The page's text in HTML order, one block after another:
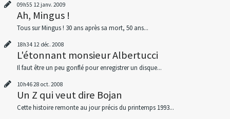
09h55 12 janv. 2009
Ah, Mingus !
Tous sur Mingus ! 30 ans après sa mort, 50 ans...
18h34 12 déc. 2008
L'étonnant monsieur Albertucci
Il faut être un peu gonflé pour enregistrer un disque...
10h4628 oct. 2008
Un Z qui veut dire Bojan
Cette histoire remonte au jour précis du printemps 1993...